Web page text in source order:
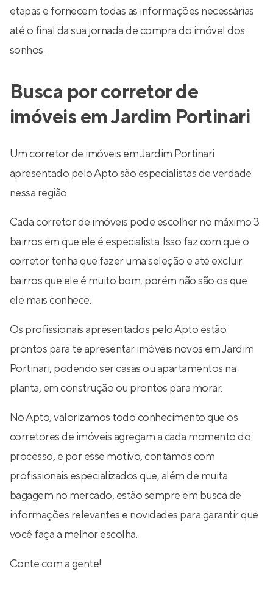
etapas e fornecem todas as informações necessárias
até o final da sua jornada de compra do imóvel dos
sonhos.
Busca por corretor de
imóveis em Jardim Portinari
Um corretor de imóveis em Jardim Portinari
apresentado pelo Apto são especialistas de verdade
nessa região.
Cada corretor de imóveis pode escolher no máximo 3
bairros em que ele é especialista. Isso faz com que o
corretor tenha que fazer uma seleção e até excluir
bairros que ele é muito bom, porém não são os que
ele mais conhece.
Os profissionais apresentados pelo Apto estão
prontos para te apresentar imóveis novos em Jardim
Portinari, podendo ser casas ou apartamentos na
planta, em construção ou prontos para morar.
No Apto, valorizamos todo conhecimento que os
corretores de imóveis agregam a cada momento do
processo, e por esse motivo, contamos com
profissionais especializados que, além de muita
bagagem no mercado, estão sempre em busca de
informações relevantes e novidades para garantir que
você faça a melhor escolha.
Conte com a gente!